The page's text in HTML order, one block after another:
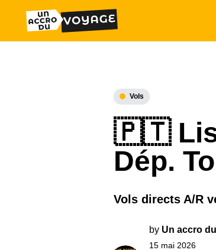
Vols
🇵🇹
Dép.
Vols directs A/R
by Un accro
15 mai 2026